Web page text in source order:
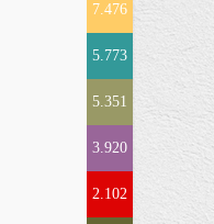
7.476
5.773
5.351
3.920
2.102